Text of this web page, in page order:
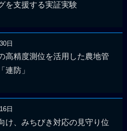
を支援する実証実験
日
高精度測位を活用した農地管
連防」
日
け、みちびき対応の見守り位